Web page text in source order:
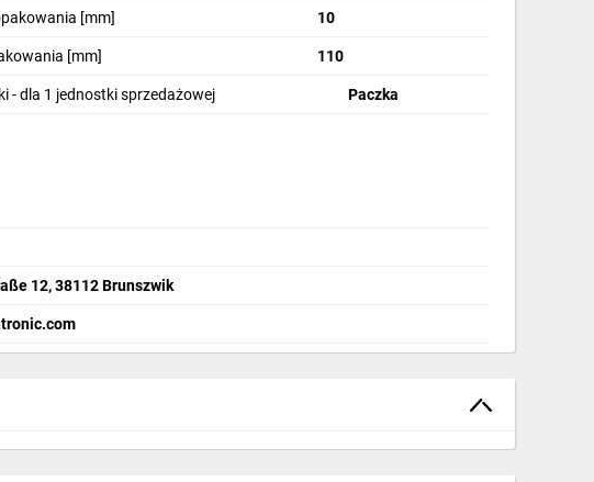
[mm] 10
[mm] 110
- dla 1 jednostki sprzedażowej Paczka
12, 38112 Brunszwik